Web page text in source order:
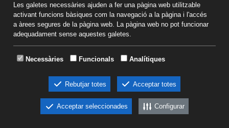
Àudio Montse Ràdio, TARRAGONA
El 5 de juny es celebra el Dia Mundial del Medi Ambient, instaurat
per la ONU des de 1972
Les galetes necessàries ajuden a fer una pàgina web utilitzable
activant funcions bàsiques com la navegació a la pàgina i l'accés
a àrees segures de la pàgina web. La pàgina web no pot funcionar
adequadament sense aquestes galetes.
Necessàries Funcionals Analítiques
Rebutjar totes Acceptar totes
Acceptar seleccionades Configurar